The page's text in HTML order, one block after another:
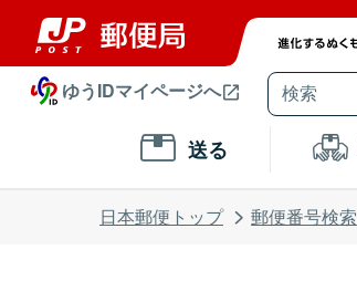
ゆうIDマイページへ
送る
日本郵便トップ 郵便番号検索